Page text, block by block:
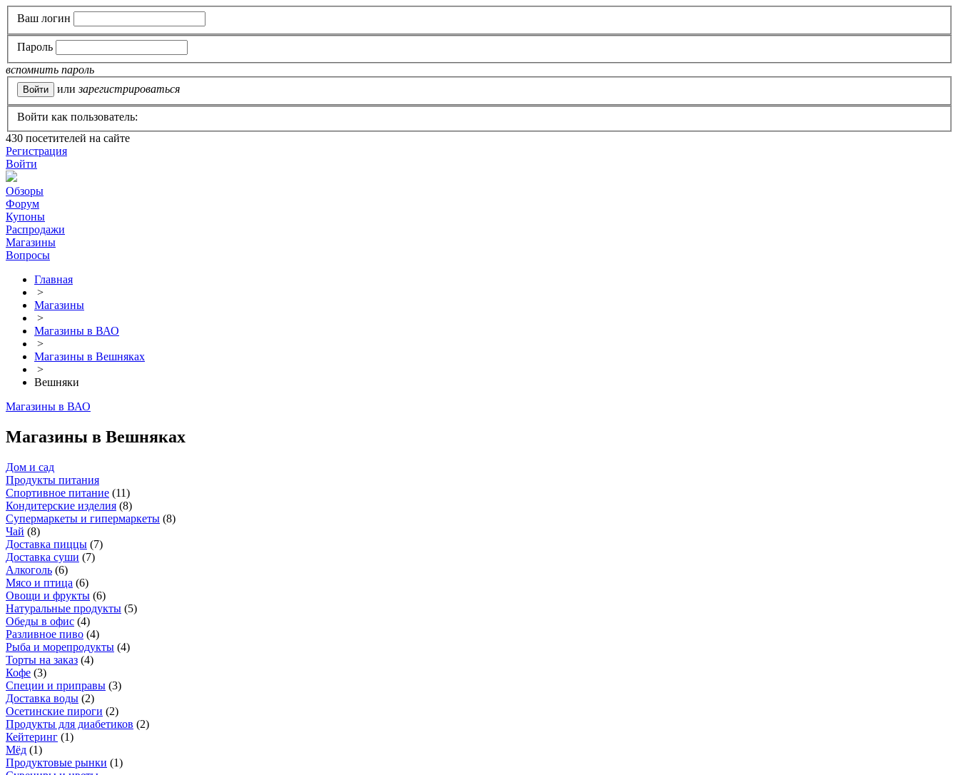
Ваш логин
Пароль
вспомнить пароль
или зарегистрироваться
Войти как пользователь:
430 посетителей на сайте
Регистрация
Войти
Обзоры
Форум
Купоны
Распродажи
Магазины
Вопросы
Главная
>
Магазины
>
Магазины в ВАО
>
Магазины в Вешняках
>
Вешняки
Магазины в ВАО
Магазины в Вешняках
Дом и сад
Продукты питания
Спортивное питание (11)
Кондитерские изделия (8)
Супермаркеты и гипермаркеты (8)
Чай (8)
Доставка пиццы (7)
Доставка суши (7)
Алкоголь (6)
Мясо и птица (6)
Овощи и фрукты (6)
Натуральные продукты (5)
Обеды в офис (4)
Разливное пиво (4)
Рыба и морепродукты (4)
Торты на заказ (4)
Кофе (3)
Специи и приправы (3)
Доставка воды (2)
Осетинские пироги (2)
Продукты для диабетиков (2)
Кейтеринг (1)
Мёд (1)
Продуктовые рынки (1)